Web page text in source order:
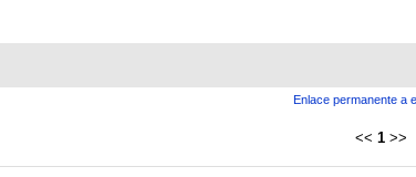
Enlace permanente a
<< 1 >>